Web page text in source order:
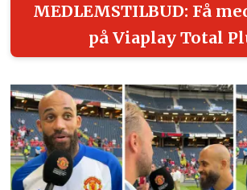
MEDLEMSTILBUD: Få
på Viaplay Total